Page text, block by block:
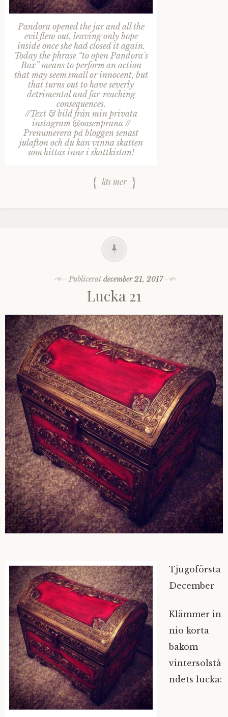
Pandora opened the jar and all the
evil flew out, leaving only hope
inside once she had closed it again.
Today the phrase “to open Pandora´s
Box” means to perform an action
that may seem small or innocent, but
that turns out to have severly
detrimental and far-reaching
consequences.
//Text & bild från min privata
instagram @oasenprana //
Prenumerera på bloggen senast
julafton och du kan vinna skatten
som hittas inne i skattkistan!
läs mer
Publicerat december 21, 2017
Lucka 21
Tjugoförsta
December
Klämmer in
nio korta
bakom
vintersolstå
ndets lucka: